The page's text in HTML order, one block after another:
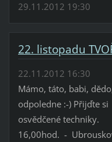
29.11.2012 19:30
22. listopadu
22.11.2012 16:30
Mámo, táto, babi,
odpoledne :-) Přijďte
osvědčené techniky.
16,00hod. -